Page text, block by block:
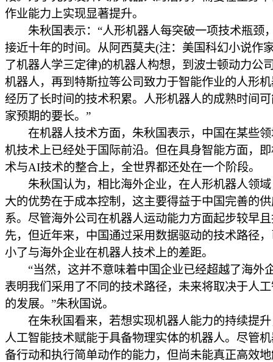
作业能力上实现显著提升。
朱秋国表示：“人形机器人每突破一项技术瓶颈
接近十年的时间。从阿西莫夫(注：美国科幻小说作
了机器人学三定律)的机器人构想，到波士顿动力公
机器人，再到特斯拉等公司致力于智能作业的人形
经历了长时间的技术积累。人形机器人的成熟时间
家预期的要长。”
在机器人技术方面，朱秋国表示，中国在某些领
机技术上已经处于国际前沿。但在具身智能方面，
术与AI技术的整合上，全世界都还处在一个阶段。
朱秋国认为，相比海外企业，在人形机器人领域
大的优势在于成本控制，这主要得益于中国完善的
系。尽管海外公司在机器人运动能力方面起步较早
先，但近年来，中国通过采用数据驱动的技术路径
小了与海外企业在机器人技术上的差距。
“当然，这并不意味着中国企业已经超越了海外
表明我们采用了不同的技术路径，未来将取决于人
的发展。”朱秋国说。
在朱秋国看来，若想实现机器人能力的持续提升
人工智能技术赋能于具备物理实体的机器人。尽管
备行动和执行简单动作的能力，但尚未能真正高效